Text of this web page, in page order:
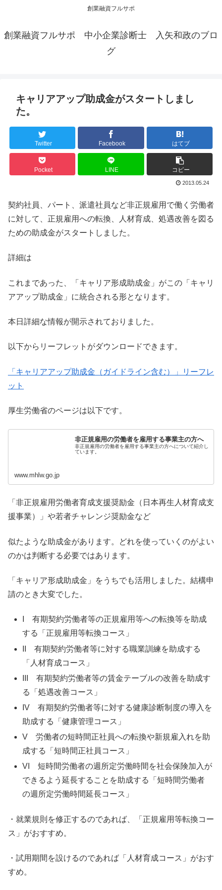
創業融資フルサポ
創業融資フルサポ 中小企業診断士 入矢和政のブロ
グ
キャリアアップ助成金がスタートしまし
た。
Twitter Facebook はてブ
Pocket LINE コピー
2013.05.24
契約社員、パート、派遣社員など非正規雇用で働く労働者
に対して、正規雇用への転換、人材育成、処遇改善を図る
ための助成金がスタートしました。
詳細は
これまであった、「キャリア形成助成金」がこの「キャリ
アアップ助成金」に統合される形となります。
本日詳細な情報が開示されておりました。
以下からリーフレットがダウンロードできます。
「キャリアアップ助成金（ガイドライン含む）」リーフレ
ット
厚生労働省のページは以下です。
非正規雇用の労働者を雇用する事業主の方へ
非正規雇用の労働者を雇用する事業主の方へについて紹介し
ています。
www.mhlw.go.jp
「非正規雇用労働者育成支援奨励金（日本再生人材育成支
援事業）」や若者チャレンジ奨励金など
似たような助成金があります。どれを使っていくのがよい
のかは判断する必要ではあります。
「キャリア形成助成金」をうちでも活用しました。結構申
請のとき大変でした。
I 有期契約労働者等の正規雇用等への転換等を助成
する「正規雇用等転換コース」
II 有期契約労働者等に対する職業訓練を助成する
「人材育成コース」
III 有期契約労働者等の賃金テーブルの改善を助成す
る「処遇改善コース」
IV 有期契約労働者等に対する健康診断制度の導入を
助成する「健康管理コース」
V 労働者の短時間正社員への転換や新規雇入れを助
成する「短時間正社員コース」
VI 短時間労働者の週所定労働時間を社会保険加入が
できるよう延長することを助成する「短時間労働者
の週所定労働時間延長コース」
・就業規則を修正するのであれば、「正規雇用等転換コー
ス」がおすすめ。
・試用期間を設けるのであれば「人材育成コース」がおす
すめ。